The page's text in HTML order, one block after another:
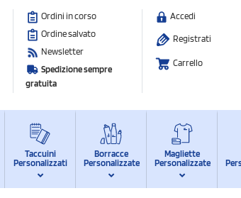
Ordini in corso
Ordine salvato
Newsletter
Spedizione sempre
gratuita
Accedi
Registrati
Carrello
Taccuini
Personalizzati
Borracce
Personalizzate
Magliette
Personalizzate